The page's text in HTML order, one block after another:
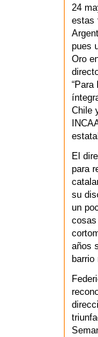
24
estas
pues
Oro
“Para
Chile
El
para
su
un
cosas
años